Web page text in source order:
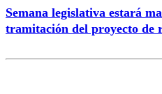
Semana legislativa estará
tramitación del proyecto de